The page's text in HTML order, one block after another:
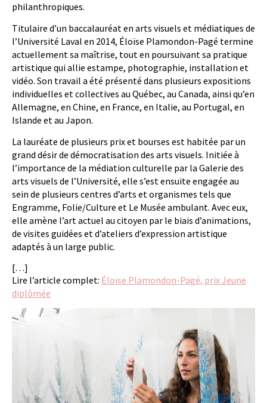
philanthropiques.
Titulaire d’un baccalauréat en arts visuels et médiatiques de
l’Université Laval en 2014, Éloïse Plamondon-Pagé termine
actuellement sa maîtrise, tout en poursuivant sa pratique
artistique qui allie estampe, photographie, installation et
vidéo. Son travail a été présenté dans plusieurs expositions
individuelles et collectives au Québec, au Canada, ainsi qu’en
Allemagne, en Chine, en France, en Italie, au Portugal, en
Islande et au Japon.
La lauréate de plusieurs prix et bourses est habitée par un
grand désir de démocratisation des arts visuels. Initiée à
l’importance de la médiation culturelle par la Galerie des
arts visuels de l’Université, elle s’est ensuite engagée au
sein de plusieurs centres d’arts et organismes tels que
Engramme, Folie/Culture et Le Musée ambulant. Avec eux,
elle amène l’art actuel au citoyen par le biais d’animations,
de visites guidées et d’ateliers d’expression artistique
adaptés à un large public.
[…]
Lire l’article complet: Éloïse Plamondon-Pagé, prix Jeune
diplômée